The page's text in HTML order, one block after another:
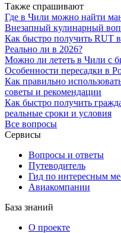
Также спрашивают
Где в Чили можно найти
Внезапный кулинарный
Как быстро получить RUT
Реально ли в 2026?
Можно ли лететь в Чили с
Особенности пересадки в
Как правильно
советы и рекомендации
Как быстро получить
реальные сроки и условия
Все вопросы
Сервисы
Вопросы и ответы
Путеводитель
Гид по интересным
Авиакомпании
База знаний
О проекте